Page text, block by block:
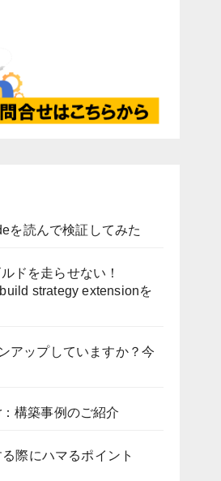
を読んで検証してみた
ドを走らせない！
strategy extensionを
アップしていますか？今
構築事例のご紹介
際にハマるポイント